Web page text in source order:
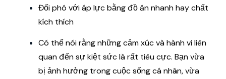
Đối phó với áp lực bằng đồ ăn nhanh hay chất
kích thích
Có thể nói rằng những cảm xúc và hành vi liên
quan đến sự kiệt sức là rất tiêu cực. Bạn vừa
bị ảnh hưởng trong cuộc sống cá nhân, vừa